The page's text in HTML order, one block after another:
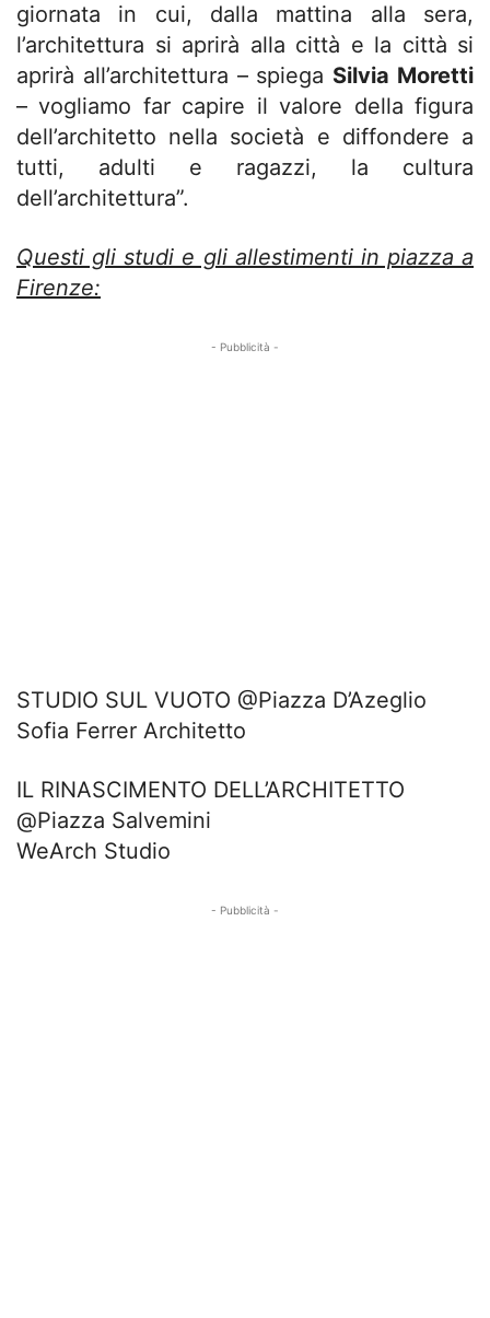
giornata in cui, dalla mattina alla sera,
l’architettura si aprirà alla città e la città si
aprirà all’architettura – spiega Silvia Moretti
– vogliamo far capire il valore della figura
dell’architetto nella società e diffondere a
tutti, adulti e ragazzi, la cultura
dell’architettura”.
Questi gli studi e gli allestimenti in piazza a
Firenze:
- Pubblicità -
STUDIO SUL VUOTO @Piazza D’Azeglio
Sofia Ferrer Architetto
IL RINASCIMENTO DELL’ARCHITETTO
@Piazza Salvemini
WeArch Studio
- Pubblicità -